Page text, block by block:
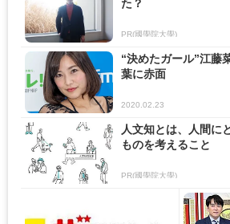
た？
PR(國學院大學)
“決めたガール”江藤
葉に赤面
2020.02.23
人文知とは、人間に
ものを考えること
PR(國學院大學)